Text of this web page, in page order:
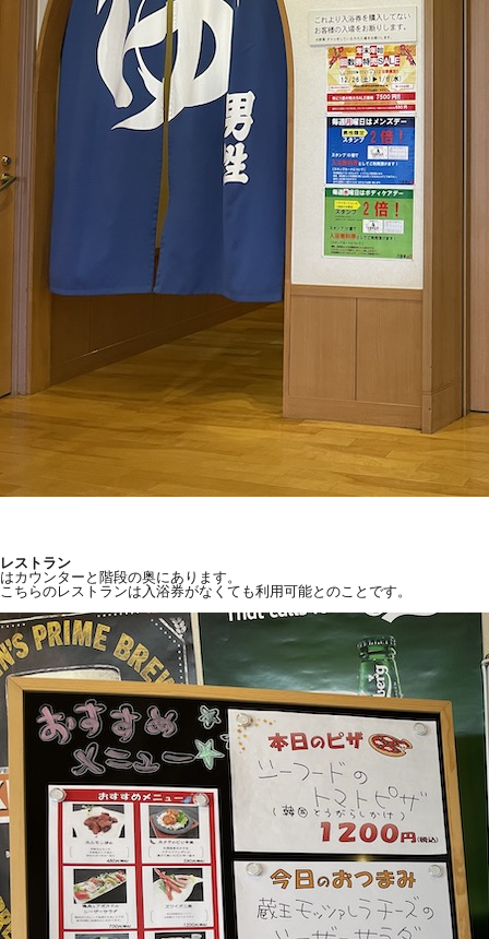
レストラン
はカウンターと階段の奥にあります。
こちらのレストランは入浴券がなくても利用可能とのことです。